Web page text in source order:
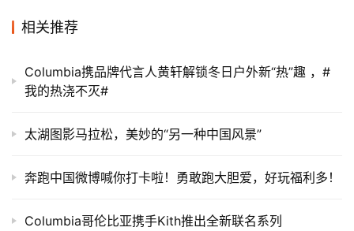
相关推荐
Columbia携品牌代言人黄轩解锁冬日户外新“热”趣 ，#
我的热浇不灭#
太湖图影马拉松，美妙的“另一种中国风景”
奔跑中国微博喊你打卡啦！勇敢跑大胆爱，好玩福利多！
Columbia哥伦比亚携手Kith推出全新联名系列